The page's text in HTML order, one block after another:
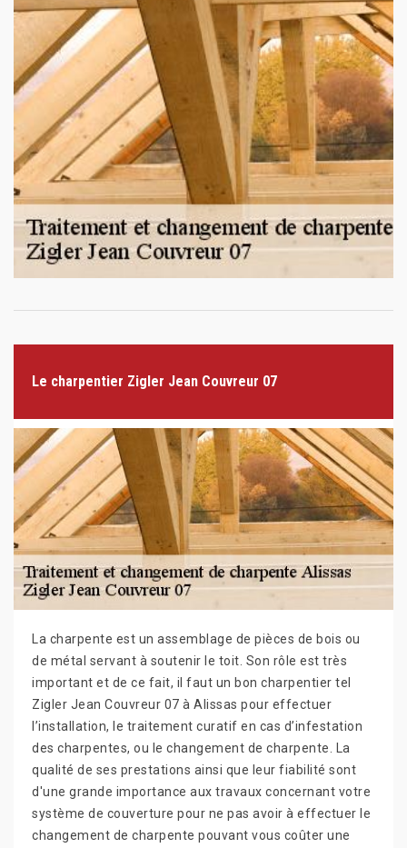
Le charpentier Zigler Jean Couvreur 07
La charpente est un assemblage de pièces de bois ou
de métal servant à soutenir le toit. Son rôle est très
important et de ce fait, il faut un bon charpentier tel
Zigler Jean Couvreur 07 à Alissas pour effectuer
l’installation, le traitement curatif en cas d’infestation
des charpentes, ou le changement de charpente. La
qualité de ses prestations ainsi que leur fiabilité sont
d'une grande importance aux travaux concernant votre
système de couverture pour ne pas avoir à effectuer le
changement de charpente pouvant vous coûter une